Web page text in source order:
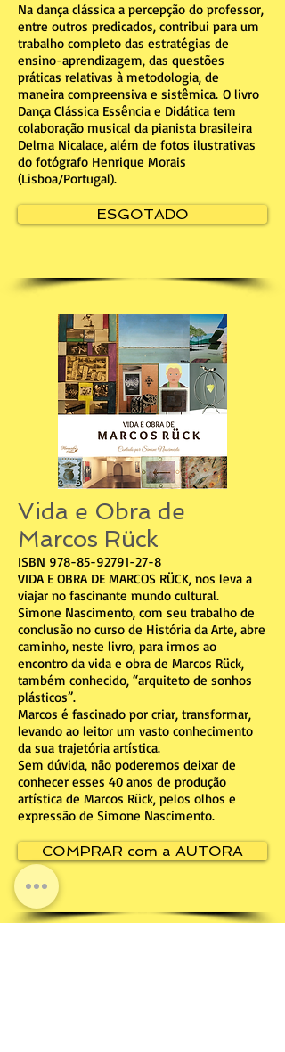
Na dança clássica a percepção do professor,
entre outros predicados, contribui para um
trabalho completo das estratégias de
ensino-aprendizagem, das questões
práticas relativas à metodologia, de
maneira compreensiva e sistêmica. O livro
Dança Clássica Essência e Didática tem
colaboração musical da pianista brasileira
Delma Nicalace, além de fotos ilustrativas
do fotógrafo Henrique Morais
(Lisboa/Portugal).
ESGOTADO
Vida e Obra de
Marcos Rück
ISBN 978-85-92791-27-8
VIDA E OBRA DE MARCOS RÜCK, nos leva a
viajar no fascinante mundo cultural.
Simone Nascimento, com seu trabalho de
conclusão no curso de História da Arte, abre
caminho, neste livro, para irmos ao
encontro da vida e obra de Marcos Rück,
também conhecido, “arquiteto de sonhos
plásticos”.
Marcos é fascinado por criar, transformar,
levando ao leitor um vasto conhecimento
da sua trajetória artística.
Sem dúvida, não poderemos deixar de
conhecer esses 40 anos de produção
artística de Marcos Rück, pelos olhos e
expressão de Simone Nascimento.
COMPRAR com a AUTORA